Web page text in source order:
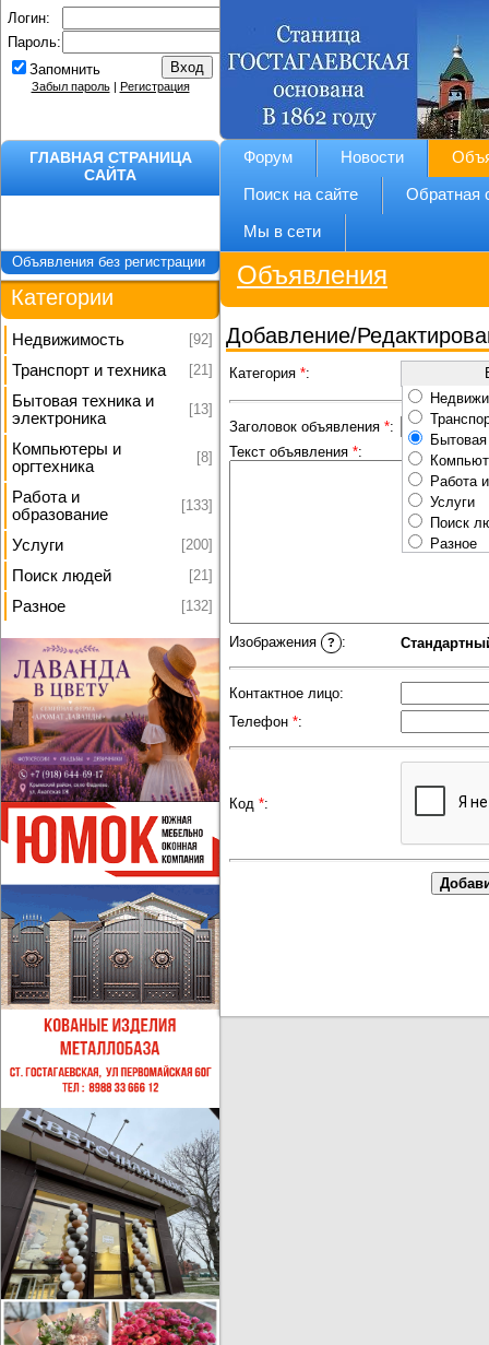
Логин:
Пароль:
Запомнить
Забыл пароль| Регистрация
ГЛАВНАЯ СТРАНИЦА
САЙТА
Форум Новости
Поиск на сайте Обратная
Мы в сети
Объявления без регистрации
Категории
Недвижимость [92]
Транспорт и техника [21]
Бытовая техника и
электроника
[13]
Компьютеры и
оргтехника
[8]
Работа и
образование
[133]
Услуги [200]
Поиск людей [21]
Разное [132]
Объявления
Добавление/
Категория *:
Бытовая
Работа
Услуги
Поиск
Разное
Заголовок объявления *:
Текст объявления *:
Изображения ? :
Контактное лицо:
Телефон *:
Код *: